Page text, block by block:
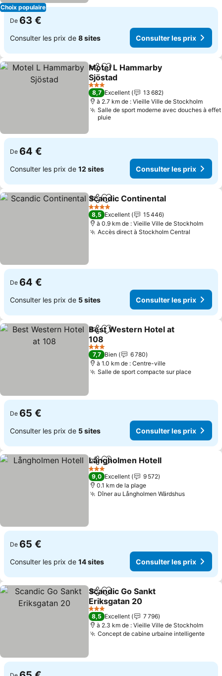
Choix populaire
De 63 €
Consulter les prix de 8 sites Consulter les prix
PartagerAjouter à mes favoris
Motel L Hammarby
Sjöstad
Consulter les prix
3 Étoiles
8,7 Excellent
13 682
à 2.7 km de : Vieille Ville de Stockholm
Salle de sport moderne avec douches à effet
pluie
De 64 €
Consulter les prix de 12 sites Consulter les prix
PartagerAjouter à mes favoris
Scandic Continental
4 Étoiles
8,5 Excellent
15 446
à 0.9 km de : Vieille Ville de Stockholm
Accès direct à Stockholm Central
De 64 €
Consulter les prix de 5 sites Consulter les prix
PartagerAjouter à mes favoris
Best Western Hotel at
108
Consulter les prix
3 Étoiles
7,7 Bien
6 780
à 1.0 km de : Centre-ville
Salle de sport compacte sur place
De 65 €
Consulter les prix de 5 sites Consulter les prix
PartagerAjouter à mes favoris
Långholmen Hotell
3 Étoiles
9,0 Excellent
9 572
0.1 km de la plage
Dîner au Långholmen Wärdshus
De 65 €
Consulter les prix de 14 sites Consulter les prix
PartagerAjouter à mes favoris
Scandic Go Sankt
Eriksgatan 20
Consulter les prix
3 Étoiles
8,5 Excellent
7 796
à 2.3 km de : Vieille Ville de Stockholm
Concept de cabine urbaine intelligente